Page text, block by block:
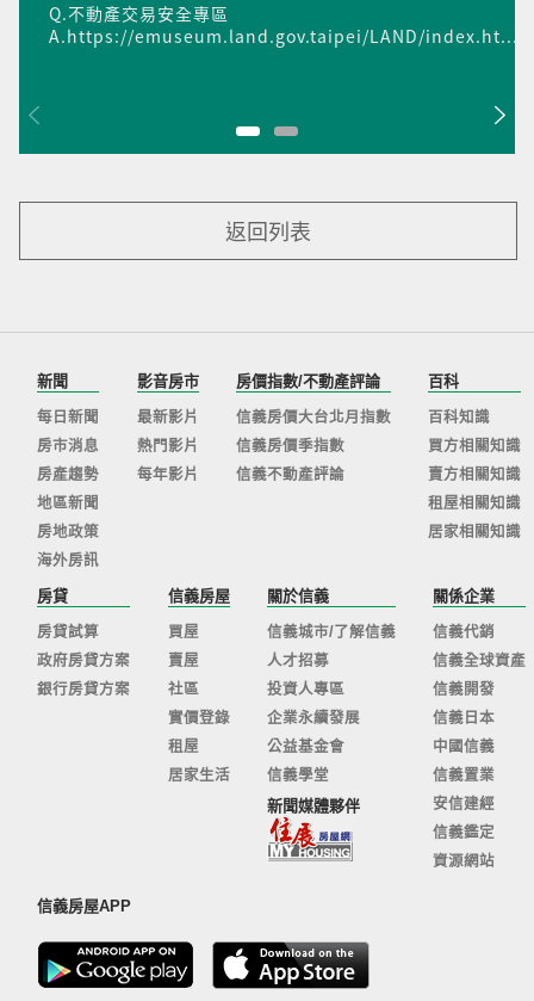
Q.不動產交易安全專區
A.https://emuseum.land.gov.taipei/LAND/index.ht...
返回列表
新聞
每日新聞
房市消息
房產趨勢
地區新聞
房地政策
海外房訊
影音房市
最新影片
熱門影片
每年影片
房價指數/不動產評論
信義房價大台北月指數
信義房價季指數
信義不動產評論
百科
百科知識
買方相關知識
賣方相關知識
租屋相關知識
居家相關知識
房貸
房貸試算
政府房貸方案
銀行房貸方案
信義房屋
買屋
賣屋
社區
實價登錄
租屋
居家生活
關於信義
信義城市/了解信義
人才招募
投資人專區
企業永續發展
公益基金會
信義學堂
新聞媒體夥伴
關係企業
信義代銷
信義全球資產
信義開發
信義日本
中國信義
信義置業
安信建經
信義鑑定
資源網站
信義房屋APP